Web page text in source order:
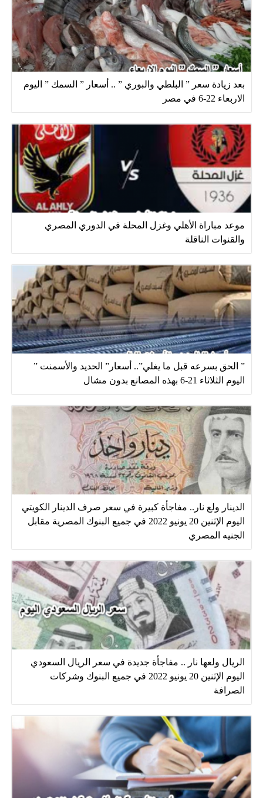
بعد زيادة سعر ” البلطي والبوري ” .. أسعار ” السمك ” اليوم
الاربعاء 22-6 في مصر
موعد مباراة الأهلي وغزل المحلة في الدوري المصري
والقنوات الناقلة
” الحق بسرعه قبل ما يغلي”.. أسعار” الحديد والأسمنت ”
اليوم الثلاثاء 21-6 بهذه المصانع بدون مشال
الدينار ولع نار.. مفاجأة كبيرة في سعر صرف الدينار الكويتي
اليوم الإثنين 20 يونيو 2022 في جميع البنوك المصرية مقابل
الجنيه المصري
الريال ولعها نار .. مفاجأة جديدة في سعر الريال السعودي
اليوم الإثنين 20 يونيو 2022 في جميع البنوك وشركات
الصرافة